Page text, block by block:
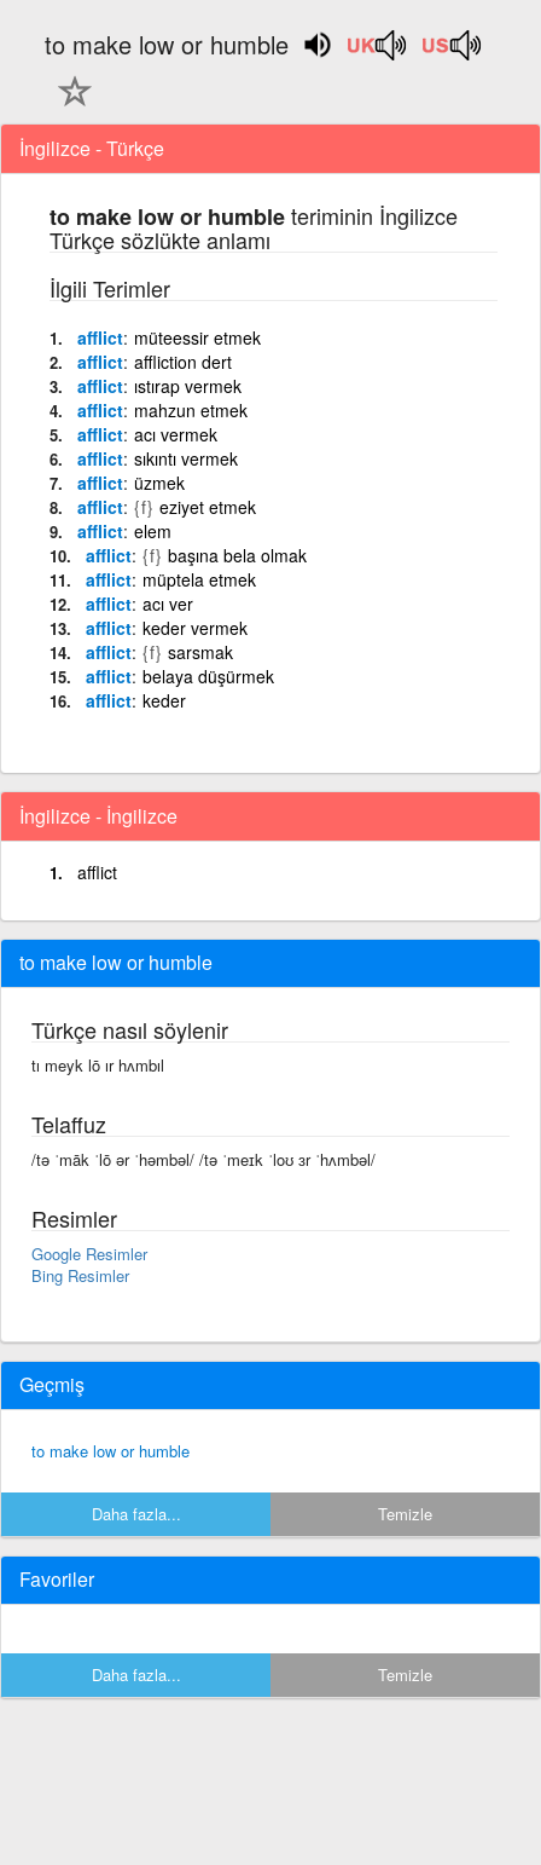
to make low or humble
İngilizce - Türkçe
to make low or humbleteriminin İngilizce
Türkçe sözlükte anlamı
İlgili Terimler
afflict müteessir etmek
afflict affliction dert
afflict ıstırap vermek
afflict mahzun etmek
afflict acı vermek
afflict sıkıntı vermek
afflict üzmek
afflict {f} eziyet etmek
afflict elem
afflict {f} başına bela olmak
afflict müptela etmek
afflict acı ver
afflict keder vermek
afflict {f} sarsmak
afflict belaya düşürmek
afflict keder
İngilizce - İngilizce
afflict
to make low or humble
Türkçe nasıl söylenir
tı meyk lō ır hʌmbıl
Telaffuz
/tə ˈmāk ˈlō ər ˈhəmbəl/ /tə ˈmeɪk ˈloʊ ɜr ˈhʌmbəl/
Resimler
Google Resimler
Bing Resimler
Geçmiş
to make low or humble
Daha fazla... Temizle
Favoriler
Daha fazla... Temizle